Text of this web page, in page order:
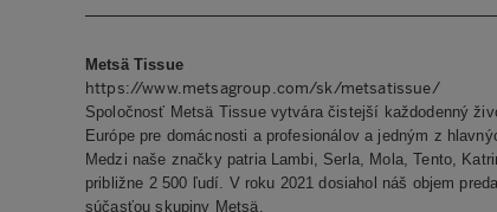
Metsä Tissue
https://www.metsagroup.com/sk/metsatissue/
Spoločnosť Metsä Tissue vytvára čistejší každodenný
Európe pre domácnosti a profesionálov a jedným z
Medzi naše značky patria Lambi, Serla, Mola, Tento,
približne 2 500 ľudí. V roku 2021 dosiahol náš objem
súčasťou skupiny Metsä.